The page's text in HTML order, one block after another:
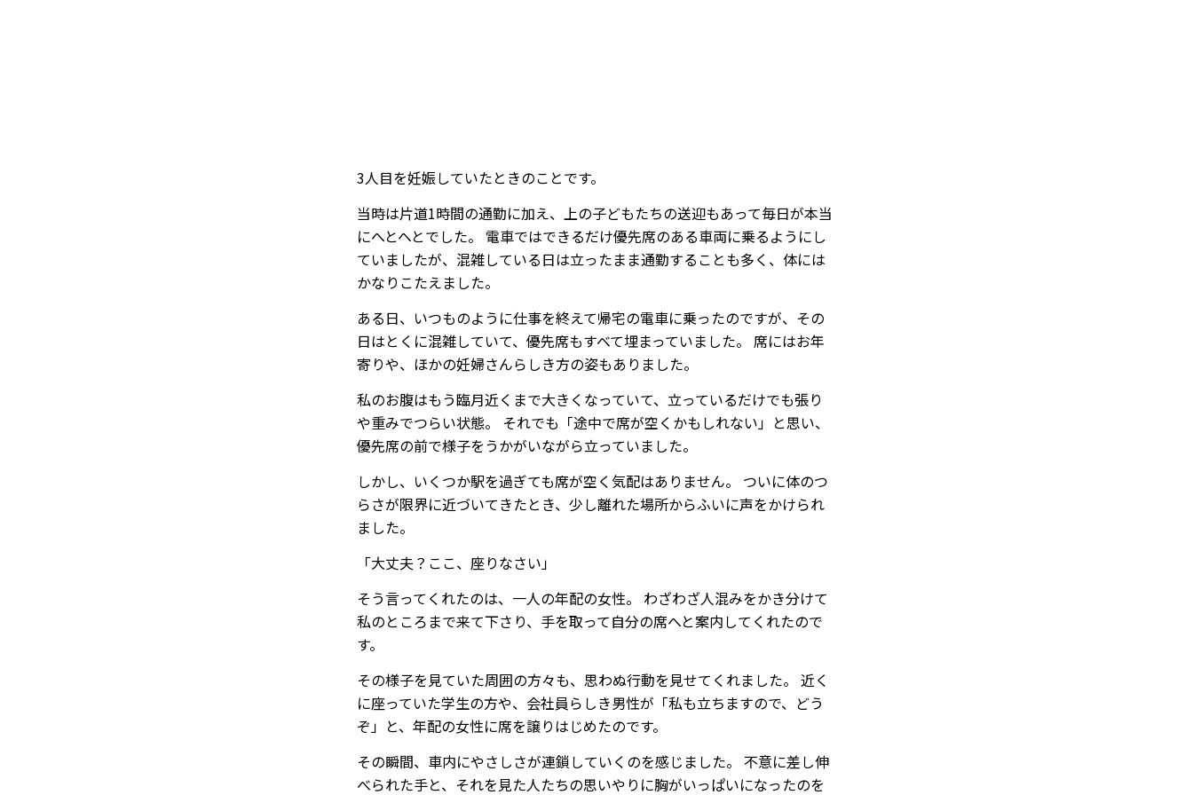
3人目を妊娠していたときのことです。
当時は片道1時間の通勤に加え、上の子どもたちの送迎もあって毎日が本当
にへとへとでした。 電車ではできるだけ優先席のある車両に乗るようにし
ていましたが、混雑している日は立ったまま通勤することも多く、体には
かなりこたえました。
ある日、いつものように仕事を終えて帰宅の電車に乗ったのですが、その
日はとくに混雑していて、優先席もすべて埋まっていました。 席にはお年
寄りや、ほかの妊婦さんらしき方の姿もありました。
私のお腹はもう臨月近くまで大きくなっていて、立っているだけでも張り
や重みでつらい状態。 それでも「途中で席が空くかもしれない」と思い、
優先席の前で様子をうかがいながら立っていました。
しかし、いくつか駅を過ぎても席が空く気配はありません。 ついに体のつ
らさが限界に近づいてきたとき、少し離れた場所からふいに声をかけられ
ました。
「大丈夫？ここ、座りなさい」
そう言ってくれたのは、一人の年配の女性。 わざわざ人混みをかき分けて
私のところまで来て下さり、手を取って自分の席へと案内してくれたので
す。
その様子を見ていた周囲の方々も、思わぬ行動を見せてくれました。 近く
に座っていた学生の方や、会社員らしき男性が「私も立ちますので、どう
ぞ」と、年配の女性に席を譲りはじめたのです。
その瞬間、車内にやさしさが連鎖していくのを感じました。 不意に差し伸
べられた手と、それを見た人たちの思いやりに胸がいっぱいになったのを